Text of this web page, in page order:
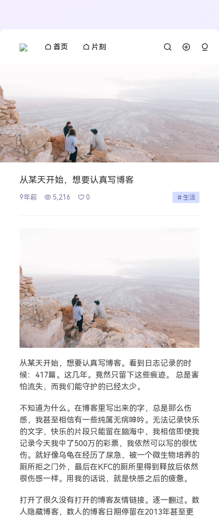
首页 片刻
热门分类
生活 音乐 微博 故事 杂志
从某天开始，想要认真写博客
9年前 5,216 0 生活
从某天开始，想要认真写博客。看到日志记录的时
候：417篇。这几年。竟然只留下这些痕迹。 总是害
怕流失，而我们能守护的已经太少。
不知道为什么。在博客里写出来的字，总是那么伤
感，我甚至相信有一些纯属无病呻吟。无法记录快乐
的文字，快乐的片段只能留在脑海中，我相信即使我
记录今天我中了500万的彩票，我依然可以写的很忧
伤。就好像乌龟在经历了尿急，被一个微生物培养的
厕所拒之门外，最后在KFC的厕所里得到释放后依然
很伤感一样。用我的话说，就是快感之后的疲惫。
打开了很久没有打开的博客友情链接。逐一翻过。数
人隐藏博客，数人的博客日期停留在2013年甚至更